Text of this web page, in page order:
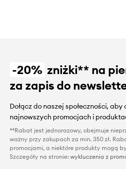
-20% zniżki** na
za zapis do
Dołącz do naszej społeczności,
najnowszych promocjach i
**Rabat jest jednorazowy, obejmuje
ważny przy zakupach za min. 350 zł.
promocjami, a niektóre produkty mogą
Szczegóły na stronie: wykluczenia z